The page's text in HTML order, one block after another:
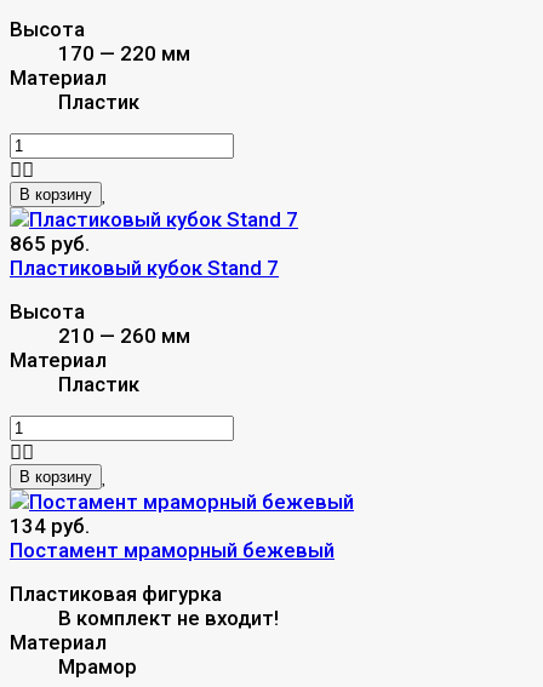
Высота
170 — 220 мм
Материал
Пластик
В корзину
865 руб.
Пластиковый кубок Stand 7
Высота
210 — 260 мм
Материал
Пластик
В корзину
134 руб.
Постамент мраморный бежевый
Пластиковая фигурка
В комплект не входит!
Материал
Мрамор